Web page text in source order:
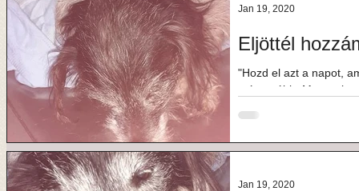
Eljöttél
"Hozd el azt a napot,
már tovább, Mert nekem most annyira jó itt..." Remény, alias
Jan 19, 2020
Jan 19, 2020